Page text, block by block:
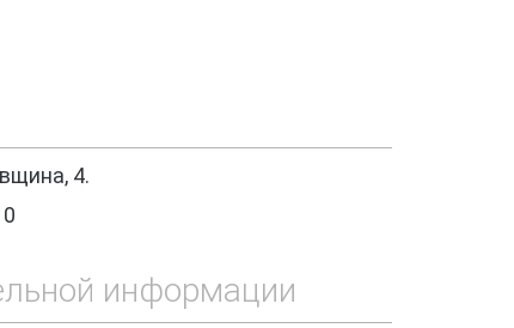
4.
информации